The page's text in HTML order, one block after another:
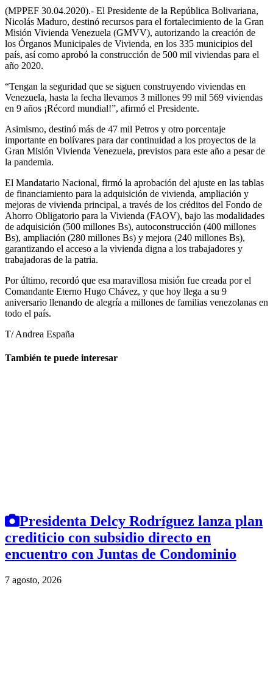
(MPPEF 30.04.2020).- El Presidente de la República Bolivariana,
Nicolás Maduro, destinó recursos para el fortalecimiento de la Gran
Misión Vivienda Venezuela (GMVV), autorizando la creación de
los Órganos Municipales de Vivienda, en los 335 municipios del
país, así como aprobó la construcción de 500 mil viviendas para el
año 2020.
“Tengan la seguridad que se siguen construyendo viviendas en
Venezuela, hasta la fecha llevamos 3 millones 99 mil 569 viviendas
en 9 años ¡Récord mundial!”, afirmó el Presidente.
Asimismo, destinó más de 47 mil Petros y otro porcentaje
importante en bolívares para dar continuidad a los proyectos de la
Gran Misión Vivienda Venezuela, previstos para este año a pesar de
la pandemia.
El Mandatario Nacional, firmó la aprobación del ajuste en las tablas
de financiamiento para la adquisición de vivienda, ampliación y
mejoras de vivienda principal, a través de los créditos del Fondo de
Ahorro Obligatorio para la Vivienda (FAOV), bajo las modalidades
de adquisición (500 millones Bs), autoconstrucción (400 millones
Bs), ampliación (280 millones Bs) y mejora (240 millones Bs),
garantizando el acceso a la vivienda digna a los trabajadores y
trabajadoras de la patria.
Por último, recordó que esa maravillosa misión fue creada por el
Comandante Eterno Hugo Chávez, y que hoy llega a su 9
aniversario llenando de alegría a millones de familias venezolanas en
todo el país.
T/ Andrea España
También te puede interesar
Presidenta Delcy Rodríguez lanza plan
crediticio con subsidio directo en
encuentro con Juntas de Condominio
7 agosto, 2026